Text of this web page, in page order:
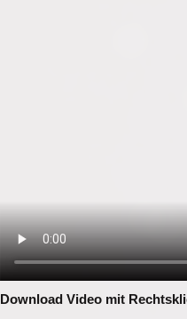
Download Video mit